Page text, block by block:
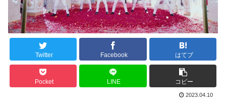
Twitter Facebook はてブ
Pocket LINE コピー
2023.04.10